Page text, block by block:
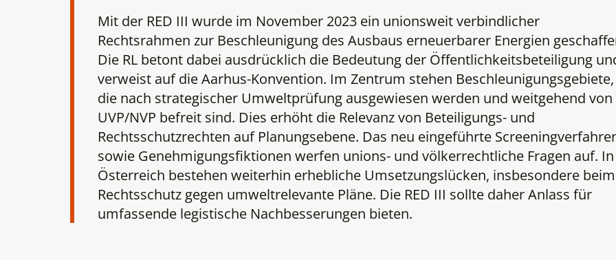
Mit der RED III wurde im November 2023 ein unionsweit verbindlicher
Rechtsrahmen zur Beschleunigung des Ausbaus erneuerbarer Energien
Die RL betont dabei ausdrücklich die Bedeutung der Öffentlichkeitsbeteiligung
verweist auf die Aarhus-Konvention. Im Zentrum stehen Beschleunigungsgebiete,
die nach strategischer Umweltprüfung ausgewiesen werden und weitgehend von
UVP/NVP befreit sind. Dies erhöht die Relevanz von Beteiligungs- und
Rechtsschutzrechten auf Planungsebene. Das neu eingeführte
sowie Genehmigungsfiktionen werfen unions- und völkerrechtliche Fragen auf. In
Österreich bestehen weiterhin erhebliche Umsetzungslücken, insbesondere beim
Rechtsschutz gegen umweltrelevante Pläne. Die RED III sollte daher Anlass für
umfassende legistische Nachbesserungen bieten.